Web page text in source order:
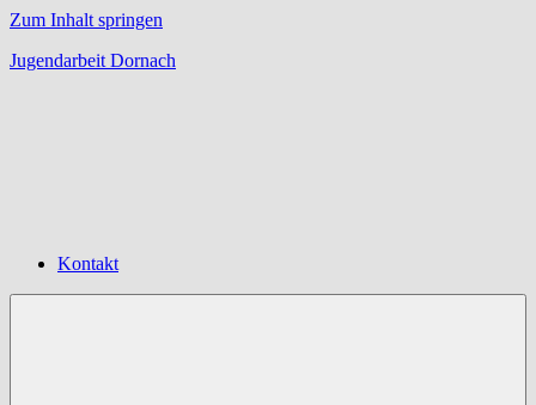
Zum Inhalt springen
Jugendarbeit Dornach
Kontakt